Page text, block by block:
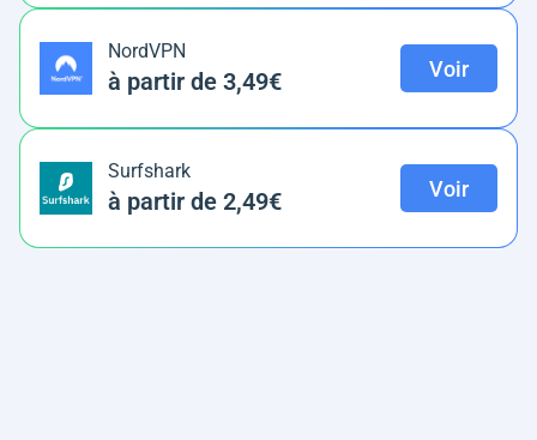
NordVPN
à partir de 3,49€ Voir
Surfshark
à partir de 2,49€ Voir